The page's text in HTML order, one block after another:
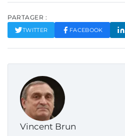
PARTAGER :
TWITTER FACEBOOK
Vincent Brun